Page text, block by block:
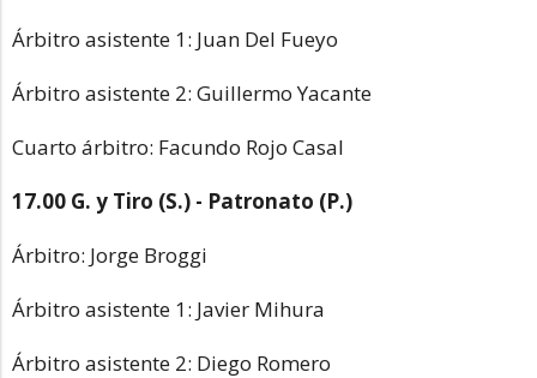
Árbitro asistente 1: Juan Del Fueyo
Árbitro asistente 2: Guillermo Yacante
Cuarto árbitro: Facundo Rojo Casal
17.00 G. y Tiro (S.) - Patronato (P.)
Árbitro: Jorge Broggi
Árbitro asistente 1: Javier Mihura
Árbitro asistente 2: Diego Romero